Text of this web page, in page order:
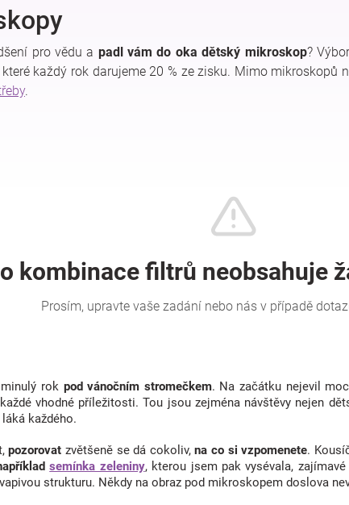
pro vědu a padl vám do oka dětský mikroskop?
které každý rok darujeme 20 % ze zisku. Mimo mikroskopů
.
rok pod vánočním stromečkem. Na začátku nejevil
vhodné příležitosti. Tou jsou zejména návštěvy nejen
každého.
pozorovat zvětšeně se dá cokoliv,na co si vzpomenete.
semínka zeleniny, kterou jsem pak vysévala,
strukturu. Někdy na obraz pod mikroskopem doslova